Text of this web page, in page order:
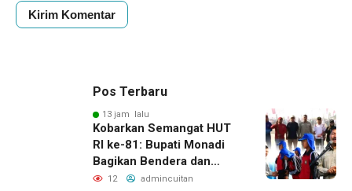
Pos Terbaru
13 jam lalu
Kobarkan Semangat HUT
RI ke-81: Bupati Monadi
Bagikan Bendera dan
Lepas Paskibraka Kerinci
12 admincuitan